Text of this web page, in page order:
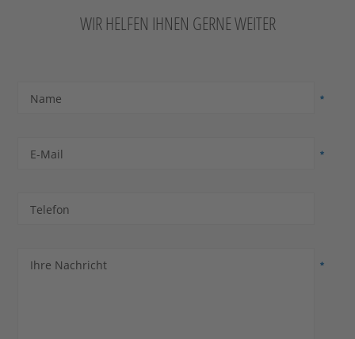
WIR HELFEN IHNEN GERNE WEITER
Name
E-Mail
Telefon
Ihre Nachricht